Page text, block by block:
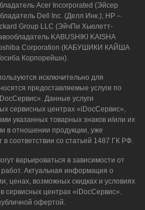
Acer Incorporated (Эйсер
Dell Inc. (Делл Инк.); HP –
Group LLC (ЭйчПи Хьюлетт-
KABUSHIKI KAISHA
Corporation (КАБУШИКИ КАЙША
Корпорейшн).
исключительно для
предоставляемые услуги по
Данные услуги
сервисных центрах «iDocСервис»,
указанных товарных знаков и/или их
в отношении продукции, уже
соответствии со статьей 1487 ГК РФ.
варьироваться в зависимости от
Актуальная информация о
ценах, возможных скидках и условиях
сервисных центрах «iDocСервис».
офертой.